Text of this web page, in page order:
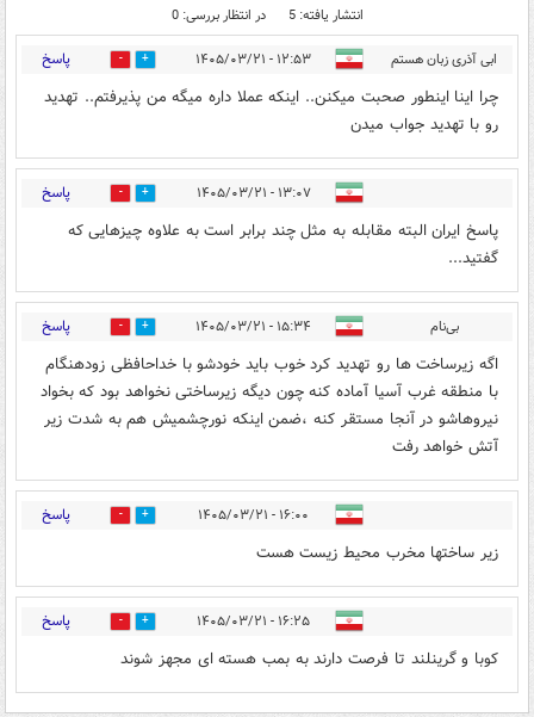
انتشار یافته: 5 در انتظار بررسی: 0
ابی آذری زبان هستم ۱۲:۵۳ - ۱۴۰۵/۰۳/۲۱ 0 پاسخ
چرا اینا اینطور صحبت میکنن.. اینکه عملا داره میگه من پذیرفتم.. تهدید
رو با تهدید جواب میدن
۱۳:۰۷ - ۱۴۰۵/۰۳/۲۱ 0 پاسخ
پاسخ ایران البته مقابله به مثل چند برابر است به علاوه چیزهایی که
گفتید...
بی‌نام ۱۵:۳۴ - ۱۴۰۵/۰۳/۲۱ 0 پاسخ
اگه زیرساخت ها رو تهدید کرد خوب باید خودشو با خداحافظی زودهنگام
با منطقه غرب آسیا آماده کنه چون دیگه زیرساختی نخواهد بود که بخواد
نیروهاشو در آنجا مستقر کنه ،ضمن اینکه نورچشمیش هم به شدت زیر
آتش خواهد رفت
۱۶:۰۰ - ۱۴۰۵/۰۳/۲۱ 0 پاسخ
زیر ساختها مخرب محیط زیست هست
۱۶:۲۵ - ۱۴۰۵/۰۳/۲۱ 1 پاسخ
کوبا و گرینلند تا فرصت دارند به بمب هسته ای مجهز شوند